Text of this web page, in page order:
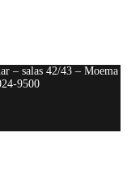
– salas 42/43 – Moema
9500